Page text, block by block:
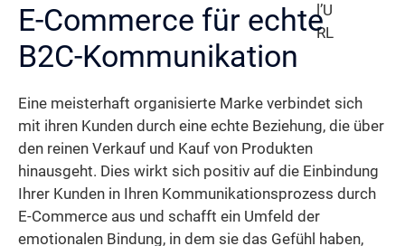
E-Commerce für echte
B2C-Kommunikation
Eine meisterhaft organisierte Marke verbindet sich
mit ihren Kunden durch eine echte Beziehung, die über
den reinen Verkauf und Kauf von Produkten
hinausgeht. Dies wirkt sich positiv auf die Einbindung
Ihrer Kunden in Ihren Kommunikationsprozess durch
E-Commerce aus und schafft ein Umfeld der
emotionalen Bindung, in dem sie das Gefühl haben,